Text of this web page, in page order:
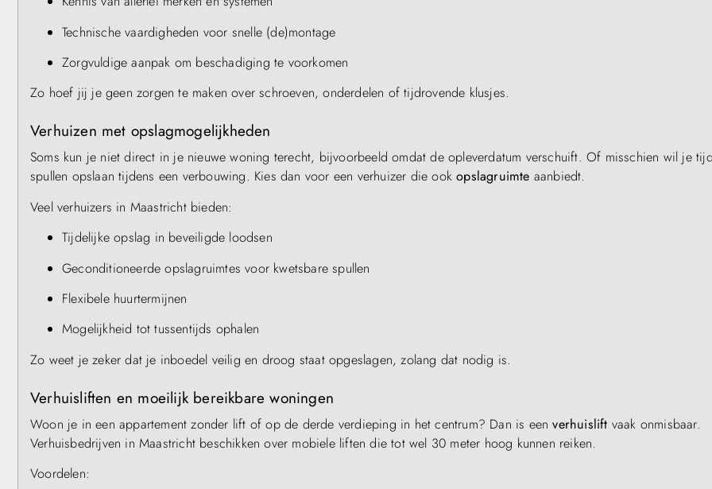
Technische vaardigheden voor snelle (de)montage
Zorgvuldige aanpak om beschadiging te voorkomen
Zo hoef jij je geen zorgen te maken over schroeven, onderdelen of tijdrovende klusjes.
Verhuizen met opslagmogelijkheden
Soms kun je niet direct in je nieuwe woning terecht, bijvoorbeeld omdat de opleverdatum verschuift. Of misschien wil je
spullen opslaan tijdens een verbouwing. Kies dan voor een verhuizer die ookopslagruimte aanbiedt.
Veel verhuizers in Maastricht bieden:
Tijdelijke opslag in beveiligde loodsen
Geconditioneerde opslagruimtes voor kwetsbare spullen
Flexibele huurtermijnen
Mogelijkheid tot tussentijds ophalen
Zo weet je zeker dat je inboedel veilig en droog staat opgeslagen, zolang dat nodig is.
Verhuisliften en moeilijk bereikbare woningen
Woon je in een appartement zonder lift of op de derde verdieping in het centrum? Dan is eenverhuislift vaak onmisbaar.
Verhuisbedrijven in Maastricht beschikken over mobiele liften die tot wel 30 meter hoog kunnen reiken.
Voordelen: